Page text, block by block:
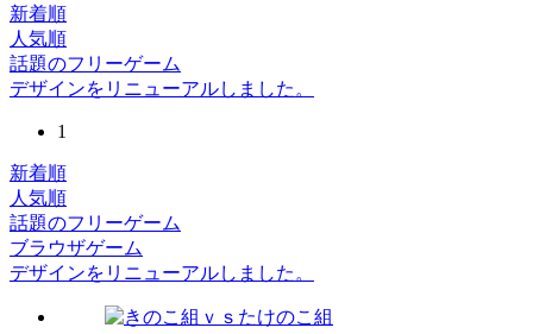
新着順
人気順
話題のフリーゲーム
デザインをリニューアルしました。
1
新着順
人気順
話題のフリーゲーム
ブラウザゲーム
デザインをリニューアルしました。